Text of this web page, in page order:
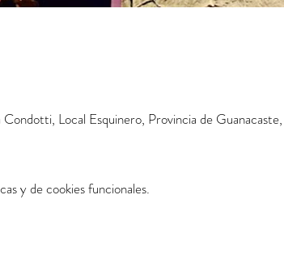
Local Esquinero, Provincia de
y de cookies funcionales.